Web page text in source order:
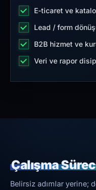
E-ticaret ve
Lead / form
B2B hizmet ve
Veri ve rapor
Çalışma
Belirsiz adımlar yerine;